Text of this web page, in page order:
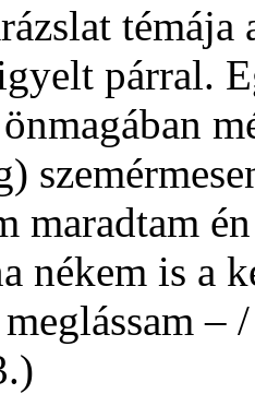
témája
párral.
maradtam
nékem is
meglássam